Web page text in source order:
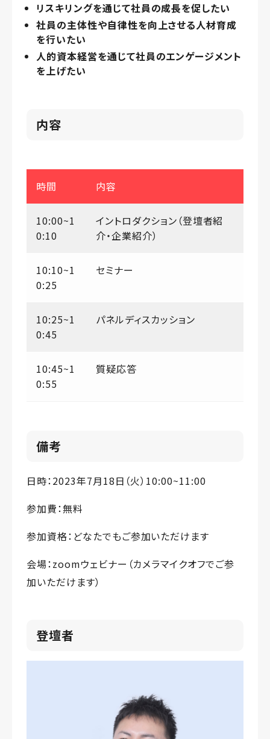
リスキリングを通じて社員の成長を促したい
社員の主体性や自律性を向上させる人材育成
を行いたい
人的資本経営を通じて社員のエンゲージメント
を上げたい
内容
時間 内容
10:00~1
0:10
イントロダクション（登壇者紹
介・企業紹介）
10:10~1
0:25
セミナー
10:25~1
0:45
パネルディスカッション
10:45~1
0:55
質疑応答
備考
日時：2023年7月18日（火）10:00~11:00
参加費：無料
参加資格：どなたでもご参加いただけます
会場：zoomウェビナー（カメラマイクオフでご参
加いただけます）
登壇者